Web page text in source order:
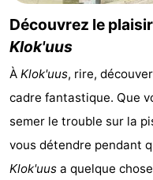
Kop
Schouwen
-
Nature
-
Nature
-
Découvrez le
Klok'uus
À Klok'uus, rire,
cadre fantastique. Que
semer le trouble sur la
vous détendre pendant
Klok'uus a quelque